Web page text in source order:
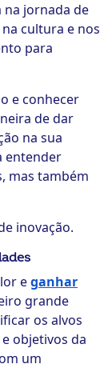
na jornada de
cultura e nos
para
e conhecer
de dar
na sua
entender
mas também
inovação.
eganhar
grande
os alvos
objetivos da
um